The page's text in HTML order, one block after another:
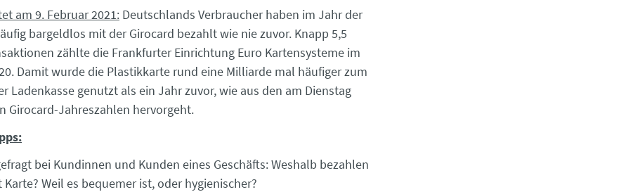
am 9. Februar 2021: Deutschlands Verbraucher haben im Jahr der
bargeldlos mit der Girocard bezahlt wie nie zuvor. Knapp 5,5
zählte die Frankfurter Einrichtung Euro Kartensysteme im
Damit wurde die Plastikkarte rund eine Milliarde mal häufiger zum
Ladenkasse genutzt als ein Jahr zuvor, wie aus den am Dienstag
Girocard-Jahreszahlen hervorgeht.
bei Kundinnen und Kunden eines Geschäfts: Weshalb bezahlen
Karte? Weil es bequemer ist, oder hygienischer?